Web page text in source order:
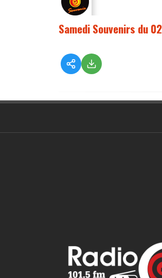
Samedi Souvenirs du